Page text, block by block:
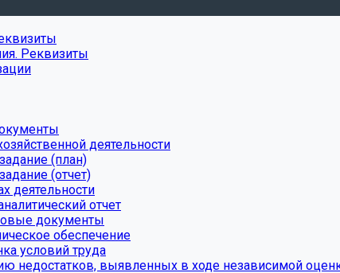
Реквизиты
деятельности
(план)
(отчет)
деятельности
отчет
документы
обеспечение
условий труда
недостатков, выявленных в ходе независимой